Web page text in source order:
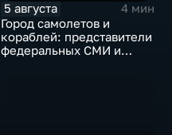
5 августа
4 мин
Город самолетов и
кораблей: представители
федеральных СМИ и